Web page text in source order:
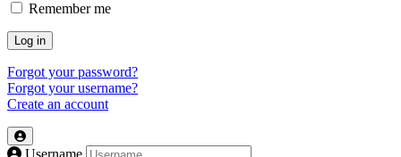
Remember me
Log in
Forgot your password?
Forgot your username?
Create an account